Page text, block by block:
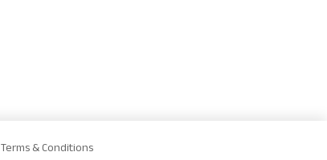
Terms & Conditions